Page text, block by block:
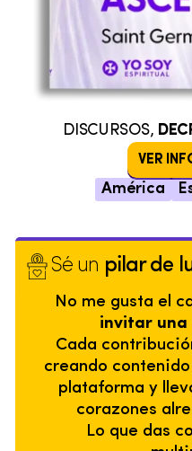
DISCURSOS,
VER
América
Sé un pilar de
No me gusta el
invitar una
Cada
creando
plataforma y
corazones
Lo que das